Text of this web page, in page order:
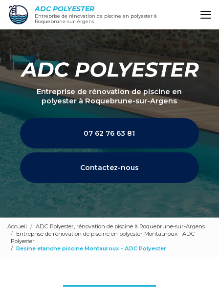
Aller
contenu
principal
ADC POLYESTER
Entreprise de rénovation de piscine en polyester à
Roquebrune-sur-Argens
Entreprise de rénovation de piscine en
polyesterà Roquebrune-sur-Argens
07 62 76 63 81
Contactez-nous
Accueil
ADC Polyester, rénovation de piscine à Roquebrune-sur-Argens
Entreprise de rénovation de piscine en polyester Montauroux - ADC
Polyester
Resine etanche piscine Montauroux - ADC Polyester